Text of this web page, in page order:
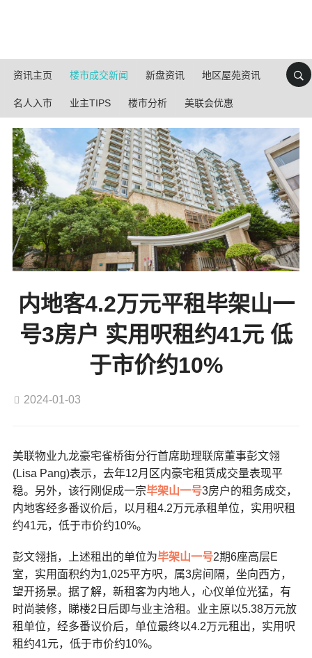
资讯主页 楼市成交新闻 新盘资讯 地区屋苑资讯
名人入市 业主TIPS 楼市分析 美联会优惠
内地客4.2万元平租毕架山一
号3房户 实用呎租约41元 低
于市价约10%
2024-01-03
美联物业九龙豪宅雀桥街分行首席助理联席董事彭文翎
(Lisa Pang)表示，去年12月区内豪宅租赁成交量表现平
稳。另外，该行刚促成一宗毕架山一号3房户的租务成交，
内地客经多番议价后，以月租4.2万元承租单位，实用呎租
约41元，低于市价约10%。
彭文翎指，上述租出的单位为毕架山一号2期6座高层E
室，实用面积约为1,025平方呎，属3房间隔，坐向西方，
望开扬景。据了解，新租客为内地人，心仪单位光猛，有
时尚装修，睇楼2日后即与业主洽租。业主原以5.38万元放
租单位，经多番议价后，单位最终以4.2万元租出，实用呎
租约41元，低于市价约10%。